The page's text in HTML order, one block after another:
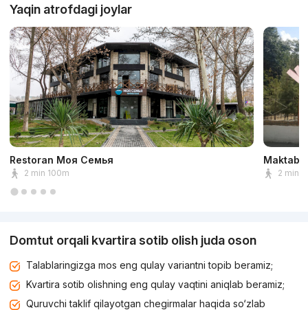
Yaqin atrofdagi joylar
Restoran Моя Семья
2 min 100m
Maktab
2 min
Domtut orqali kvartira sotib olish juda oson
Talablaringizga mos eng qulay variantni topib beramiz;
Kvartira sotib olishning eng qulay vaqtini aniqlab beramiz;
Quruvchi taklif qilayotgan chegirmalar haqida so‘zlab